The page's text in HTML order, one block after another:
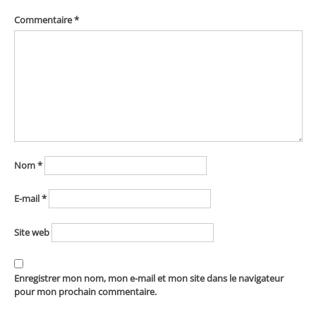
Commentaire*
Nom*
E-mail*
Site web
Enregistrer mon nom, mon e-mail et mon site dans le navigateur
pour mon prochain commentaire.